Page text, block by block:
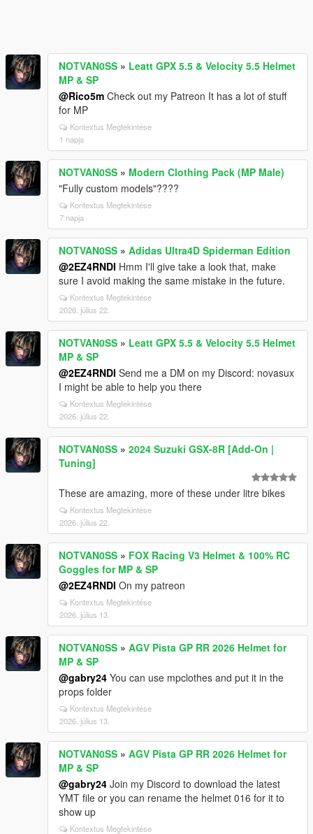
NOTVAN0SS » Leatt GPX 5.5 & Velocity 5.5 Helmet
MP & SP
@Rico5m Check out my Patreon It has a lot of stuff
for MP
Kontextus Megtekintése
1 napja
NOTVAN0SS » Modern Clothing Pack (MP Male)
"Fully custom models"????
Kontextus Megtekintése
7 napja
NOTVAN0SS » Adidas Ultra4D Spiderman Edition
@2EZ4RNDI Hmm I'll give take a look that, make
sure I avoid making the same mistake in the future.
Kontextus Megtekintése
2026. július 22.
NOTVAN0SS » Leatt GPX 5.5 & Velocity 5.5 Helmet
MP & SP
@2EZ4RNDI Send me a DM on my Discord: novasux
I might be able to help you there
Kontextus Megtekintése
2026. július 22.
NOTVAN0SS » 2024 Suzuki GSX-8R [Add-On |
Tuning]
These are amazing, more of these under litre bikes
Kontextus Megtekintése
2026. július 22.
NOTVAN0SS » FOX Racing V3 Helmet & 100% RC
Goggles for MP & SP
@2EZ4RNDI On my patreon
Kontextus Megtekintése
2026. július 13.
NOTVAN0SS » AGV Pista GP RR 2026 Helmet for
MP & SP
@gabry24 You can use mpclothes and put it in the
props folder
Kontextus Megtekintése
2026. július 13.
NOTVAN0SS » AGV Pista GP RR 2026 Helmet for
MP & SP
@gabry24 Join my Discord to download the latest
YMT file or you can rename the helmet 016 for it to
show up
Kontextus Megtekintése